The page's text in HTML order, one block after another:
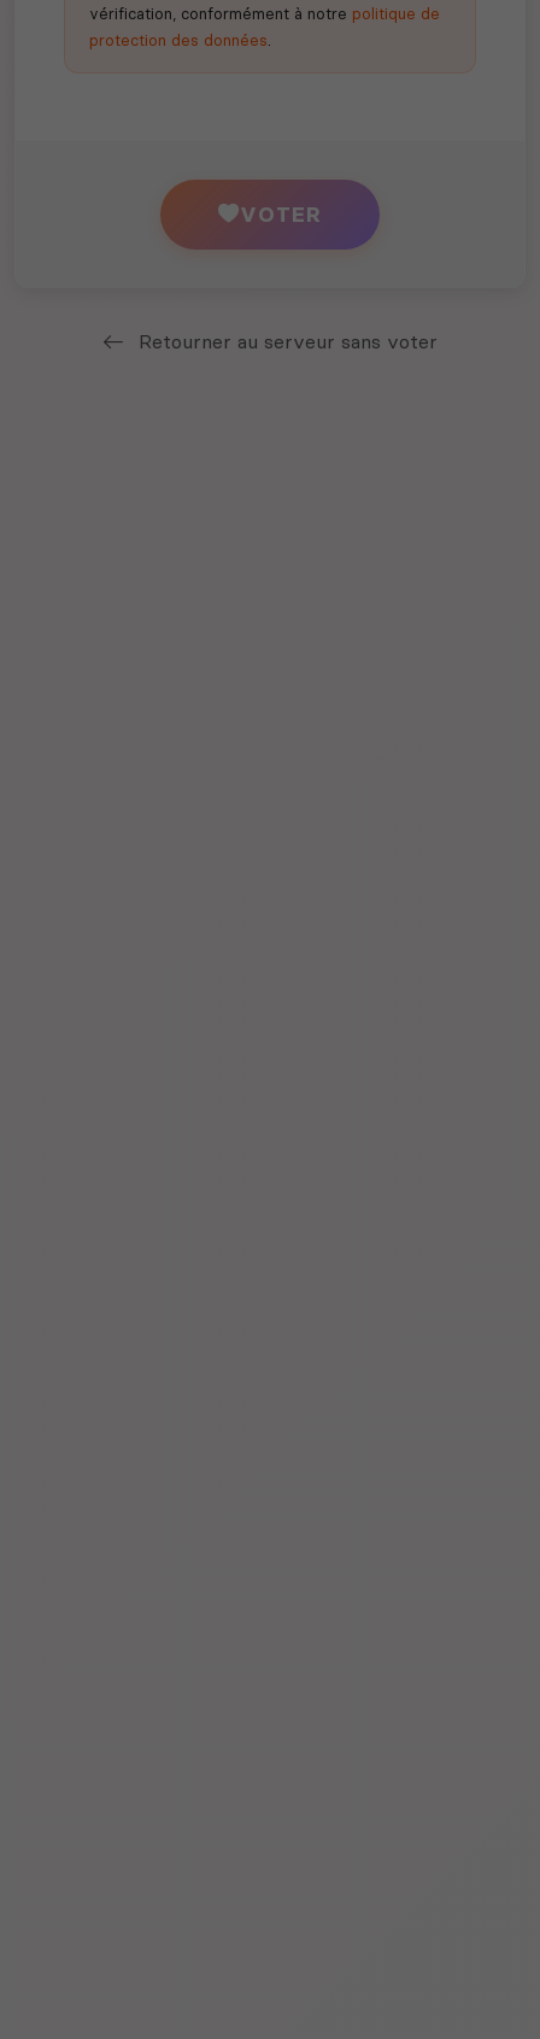
vérification, conformément à notre politique de
protection des données.
VOTER
Retourner au serveur sans voter